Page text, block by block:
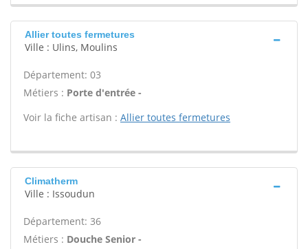
Allier toutes fermetures
Ville : Ulins, Moulins
Département: 03
Métiers : Porte d'entrée -
Voir la fiche artisan : Allier toutes fermetures
Climatherm
Ville : Issoudun
Département: 36
Métiers : Douche Senior -